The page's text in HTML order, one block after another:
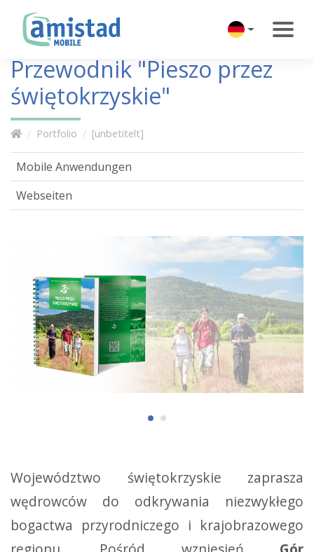
Przewodnik "Pieszo przez
świętokrzyskie"
Portfolio [unbetitelt]
Województwo świętokrzyskie zaprasza
wędrowców do odkrywania niezwykłego
bogactwa przyrodniczego i krajobrazowego
Mobile Anwendungen
Webseiten